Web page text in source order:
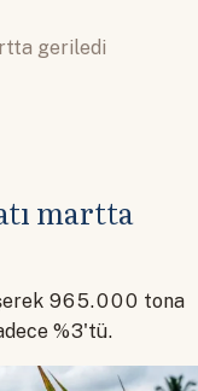
geriledi
martta
965.000 tona
%3'tü.